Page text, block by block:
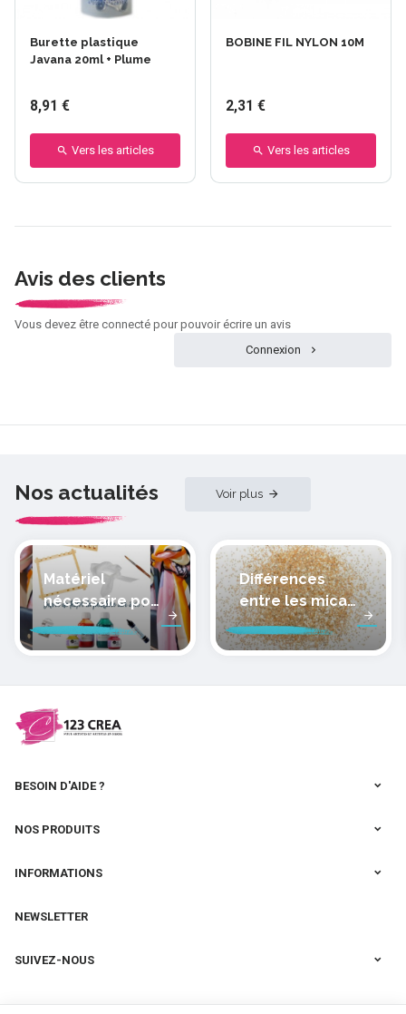
Burette plastique
Javana 20ml + Plume
8,91 €
Vers les articles
BOBINE FIL NYLON 10M
2,31 €
Vers les articles
Avis des clients
Vous devez être connecté pour pouvoir écrire un avis
Connexion
Nos actualités Voir plus
Matériel
nécessaire pour
peindre la soie
Différences
entre les micas
des pâtes
polymères
BESOIN D'AIDE ?
NOS PRODUITS
INFORMATIONS
NEWSLETTER
SUIVEZ-NOUS